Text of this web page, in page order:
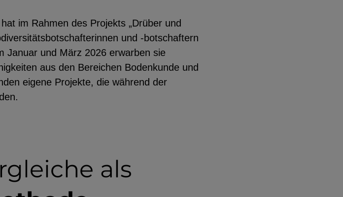
im Rahmen des Projekts „Drüber und
und -botschaftern
Januar und März 2026 erwarben sie
aus den Bereichen Bodenkunde und
eigene Projekte, die während der
als